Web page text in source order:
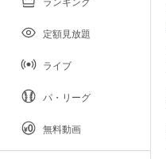
定額見放題
ライブ
パ・リーグ
無料動画